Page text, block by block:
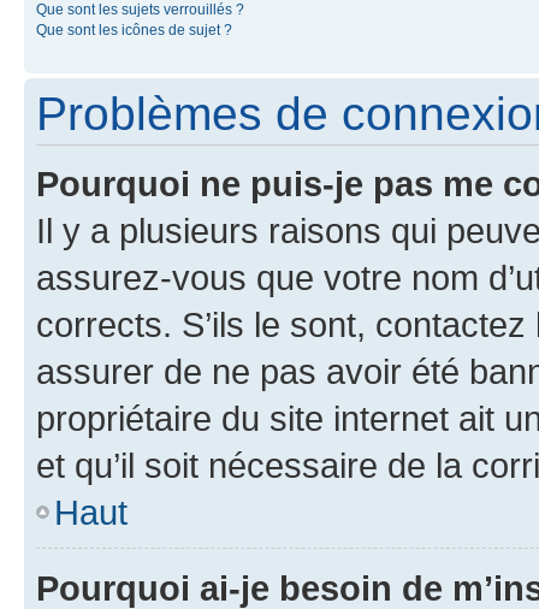
Que sont les sujets verrouillés ?
Que sont les icônes de sujet ?
Problèmes de
Pourquoi ne puis-je pas me
Il y a plusieurs raisons qui
assurez-vous que votre nom
corrects. S’ils le sont,
assurer de ne pas avoir été
propriétaire du site internet ait
et qu’il soit nécessaire de la
Haut
Pourquoi ai-je besoin de